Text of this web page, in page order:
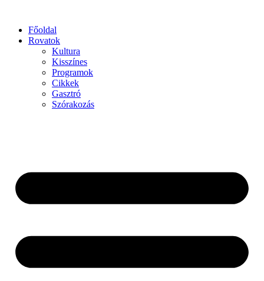
Főoldal
Rovatok
Kultura
Kisszínes
Programok
Cikkek
Gasztró
Szórakozás